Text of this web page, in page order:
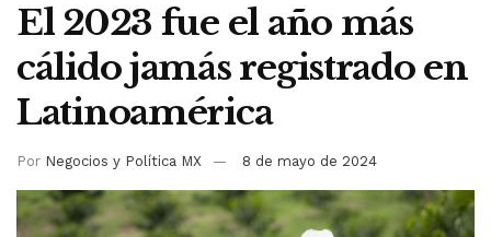
El 2023 fue el año más
cálido jamás registrado en
Latinoamérica
Por Negocios y Política MX 8 de mayo de 2024